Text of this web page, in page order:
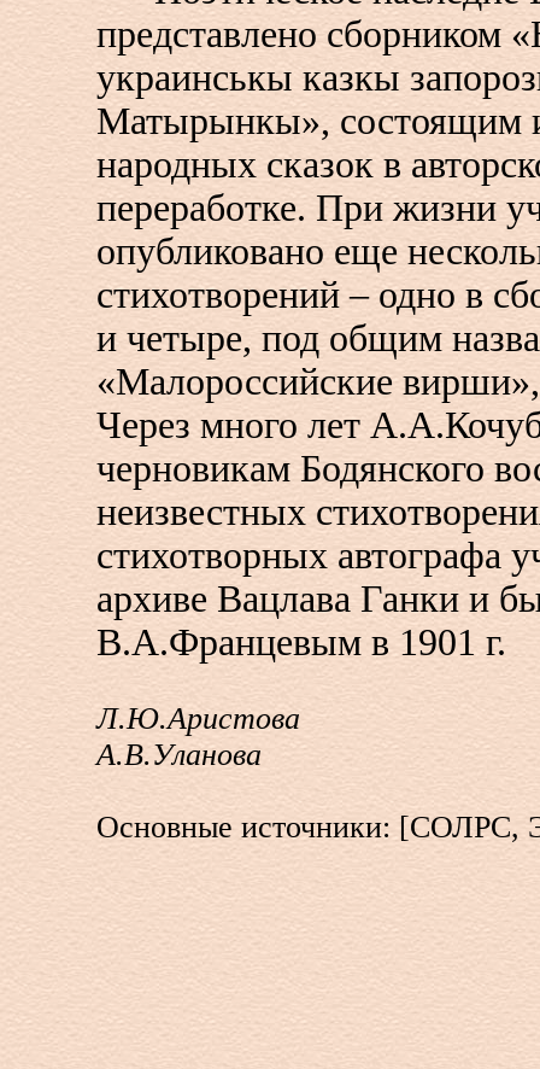
представлено сборником
украинськы казкы
Матырынкы», состоящим
народных сказок в
переработке. При жизни
опубликовано еще
стихотворений – одно в
и четыре, под общим
«Малороссийские
Через много лет
черновикам Бодянского
неизвестных
стихотворных автографа
архиве Вацлава Ганки и
В.А.Францевым в 1901 г.
Л.Ю.Аристова
А.В.Уланова
Основные источники: